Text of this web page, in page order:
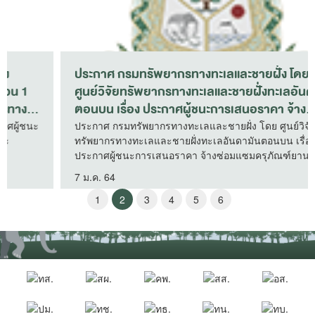
ประกาศ กรมทรัพยากรทางทะเลและชายฝั่ง โดย
ศูนย์วิจัยทรัพยากรทางทะเลและชายฝั่งทะเลอันดามัน
ตอนบน เรื่อง ประกาศผู้ชนะการเสนอราคา จ้าง
ซ่อมแซมครุภัณฑ์ยานพาหนะและขนส่ง (รถยนต์)
หมายเลขทะเบียน ณล ๔๕๙๓ กทม. จำนวน ๑ คัน โดย
วิธีเฉพาะเจาะจง (ศูนย์วิจัยทรัพยากรทางทะเลและ
ชายฝั่งทะเลอันดามันตอนบน)
ประกาศ กรมทรัพยากรทางทะเลและชายฝั่ง โดย ศูนย์วิจัย
ทรัพยากรทางทะเลและชายฝั่งทะเลอันดามันตอนบน เรื่อง
ประกาศผู้ชนะการเสนอราคา จ้างซ่อมแซมครุภัณฑ์ยานพาหนะ
จำนวน ๑ คัน โดยวิธีเฉพาะเจาะจง (ศูนย์วิจัยทรัพยากรทาง
ทะเลและชายฝั่งทะเลอันดามันตอนบน)
1
2 3 4 5 6